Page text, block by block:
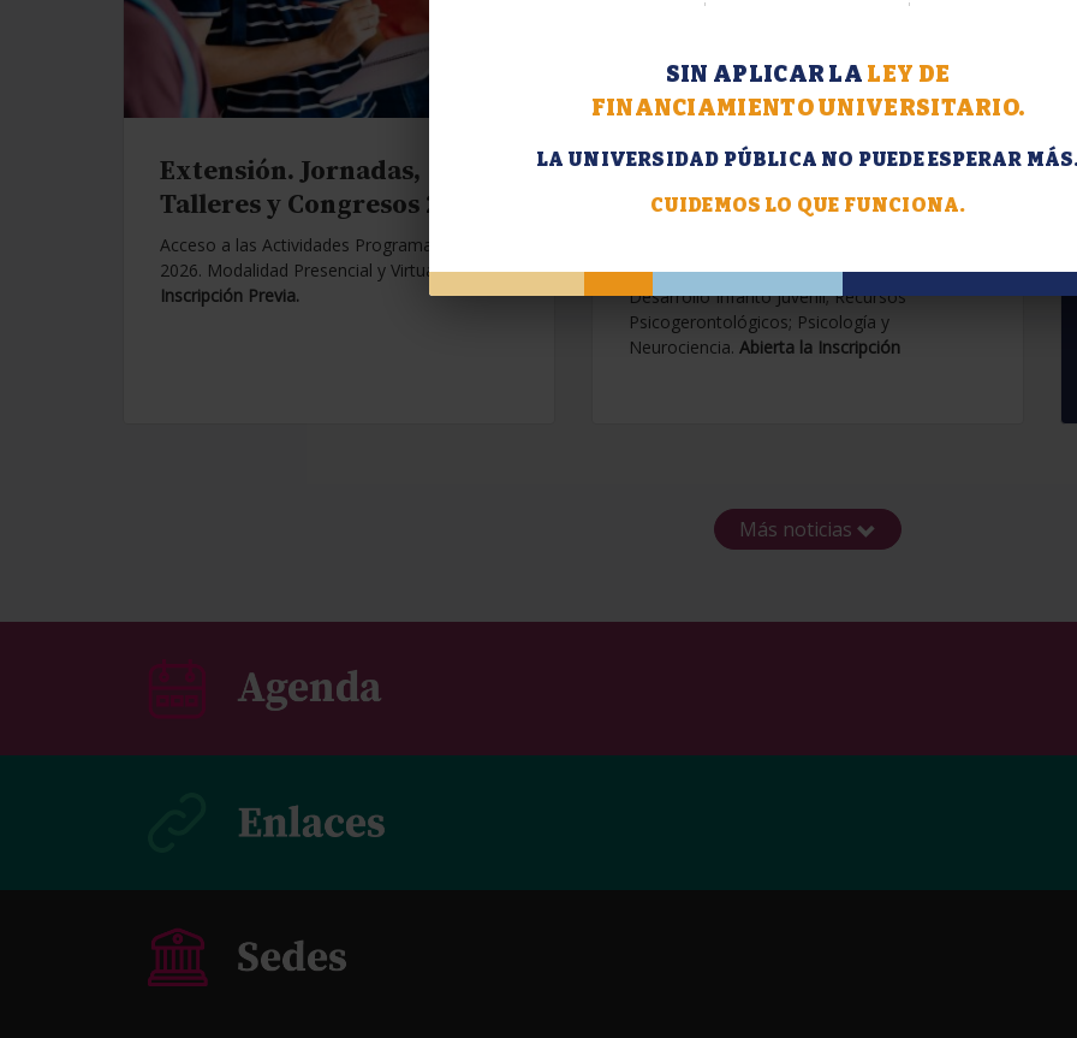
SIN APLICAR LA LEY DE
FINANCIAMIENTO UNIVERSITARIO.
LA UNIVERSIDAD PÚBLICA NO PUEDE ESPERAR
CUIDEMOS LO QUE FUNCIONA.
Extensión. Jornadas,
Talleres y Congresos 2026.
Acceso a las Actividades Programadas para
2026. Modalidad Presencial y Virtual.Con
Inscripción Previa.
Extensión. Diplomaturas
2026.
Contemporáneas; Problemáticas en el
Desarrollo Infanto Juvenil; Recursos
Psicogerontológicos; Psicología y
Neurociencia. Abierta la Inscripción
Más noticias